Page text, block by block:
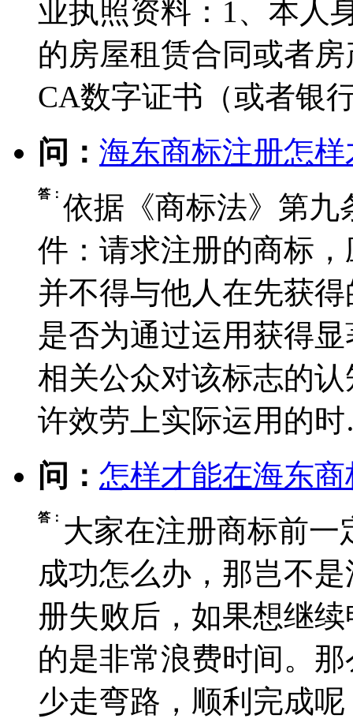
业执照资料：1、本人
的房屋租赁合同或者
CA数字证书（或者银
问： 海东商标注册怎
答： 依据《商标法》第九
件：请求注册的商标
并不得与他人在先获
是否为通过运用获得
相关公众对该标志的
许效劳上实际运用的
问： 怎样才能在海东
答： 大家在注册商标前
成功怎么办，那岂不
册失败后，如果想继
的是非常浪费时间。
少走弯路，顺利完成